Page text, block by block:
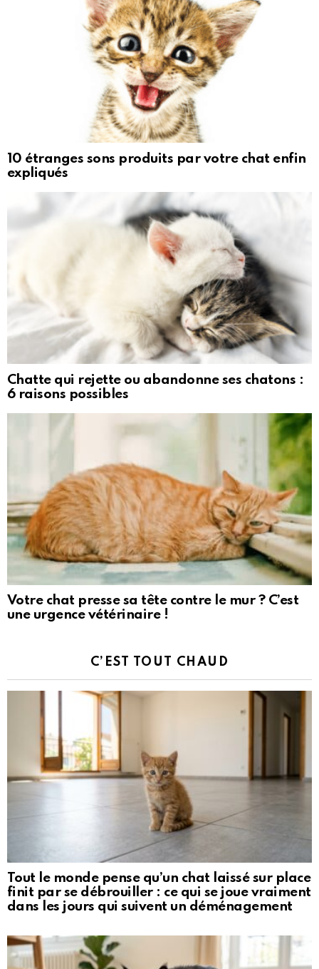
10 étranges sons produits par votre chat enfin
expliqués
Chatte qui rejette ou abandonne ses chatons :
6 raisons possibles
Votre chat presse sa tête contre le mur ? C’est
une urgence vétérinaire !
C’EST TOUT CHAUD
Tout le monde pense qu’un chat laissé sur place
finit par se débrouiller : ce qui se joue vraiment
dans les jours qui suivent un déménagement